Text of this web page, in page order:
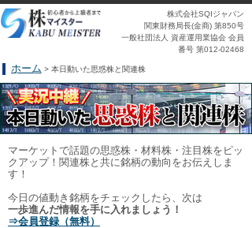
株式会社SQIジャパン
関東財務局長(金商) 第850号
一般社団法人 資産運用業協会 会員
番号 第012-02468
ホーム > 本日動いた思惑株と関連株
マーケットで話題の思惑株・材料株・注目株をピッ
クアップ！関連株と共に銘柄の動向をお伝えしま
す！
今日の値動き銘柄をチェックしたら、次は
一歩進んだ情報を手に入れましょう！
⇒会員登録（無料）